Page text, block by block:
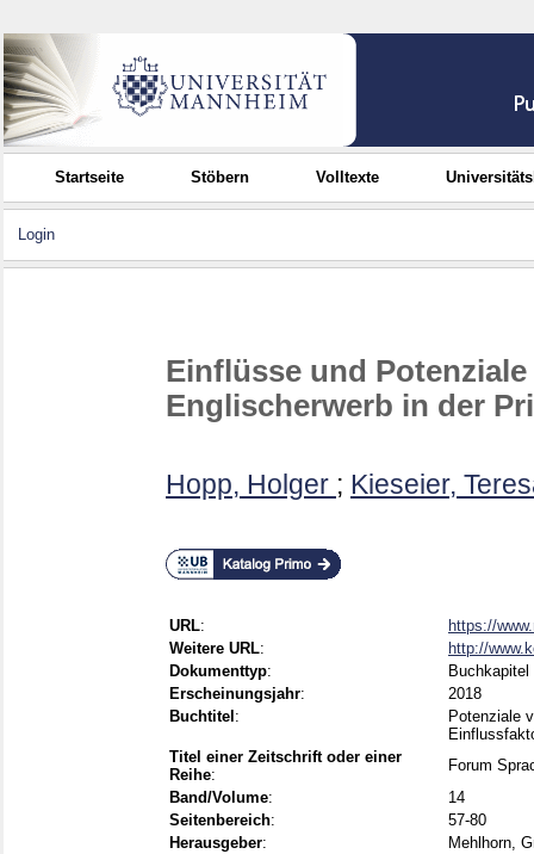
Startseite Stöbern Volltexte
Login
Einflüsse und
Englischerwerb in der
Hopp, Holger ; Kieseier,
URL:
https://
Weitere URL:
http://
Dokumenttyp:
Buchkapitel
Erscheinungsjahr:
2018
Buchtitel :
Potenziale
Titel einer Zeitschrift oder einer
Reihe:
Forum
Band/Volume:
14
Seitenbereich:
57-80
Herausgeber:
Mehlhorn,